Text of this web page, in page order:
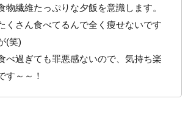
物繊維たっぷりな夕飯を意識します。
くさん食べてるんで全く痩せないです
(笑)
べ過ぎても罪悪感ないので、気持ち楽
す～～！